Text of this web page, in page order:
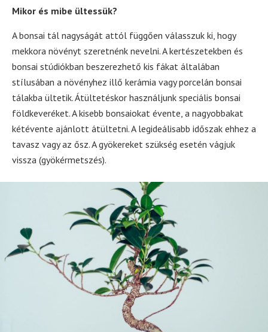
Mikor és mibe ültessük?
A bonsai tál nagyságát attól függően válasszuk ki, hogy
mekkora növényt szeretnénk nevelni. A kertészetekben és
bonsai stúdiókban beszerezhető kis fákat általában
stílusában a növényhez illő kerámia vagy porcelán bonsai
tálakba ültetik. Átültetéskor használjunk speciális bonsai
földkeveréket. A kisebb bonsaiokat évente, a nagyobbakat
kétévente ajánlott átültetni. A legideálisabb időszak ehhez a
tavasz vagy az ősz. A gyökereket szükség esetén vágjuk
vissza (gyökérmetszés).